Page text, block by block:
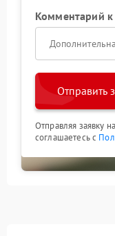
Комментарий к
Отправить
Отправляя заявку
соглашаетесь с